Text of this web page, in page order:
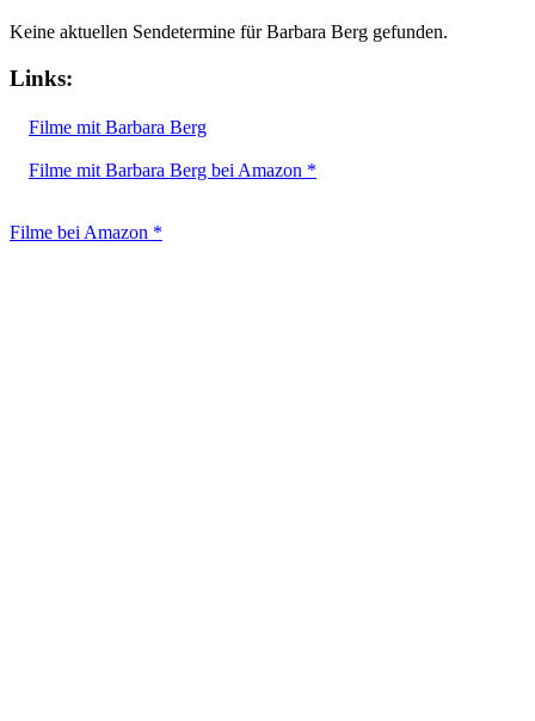
Keine aktuellen Sendetermine für Barbara Berg gefunden.
Links:
Filme mit Barbara Berg
Filme mit Barbara Berg bei Amazon *
Filme bei Amazon *